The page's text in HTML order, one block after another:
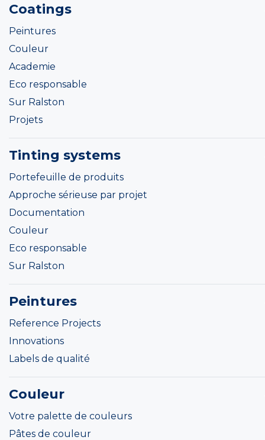
Coatings
Peintures
Couleur
Academie
Eco responsable
Sur Ralston
Projets
Tinting systems
Portefeuille de produits
Approche sérieuse par projet
Documentation
Couleur
Eco responsable
Sur Ralston
Peintures
Reference Projects
Innovations
Labels de qualité
Couleur
Votre palette de couleurs
Pâtes de couleur